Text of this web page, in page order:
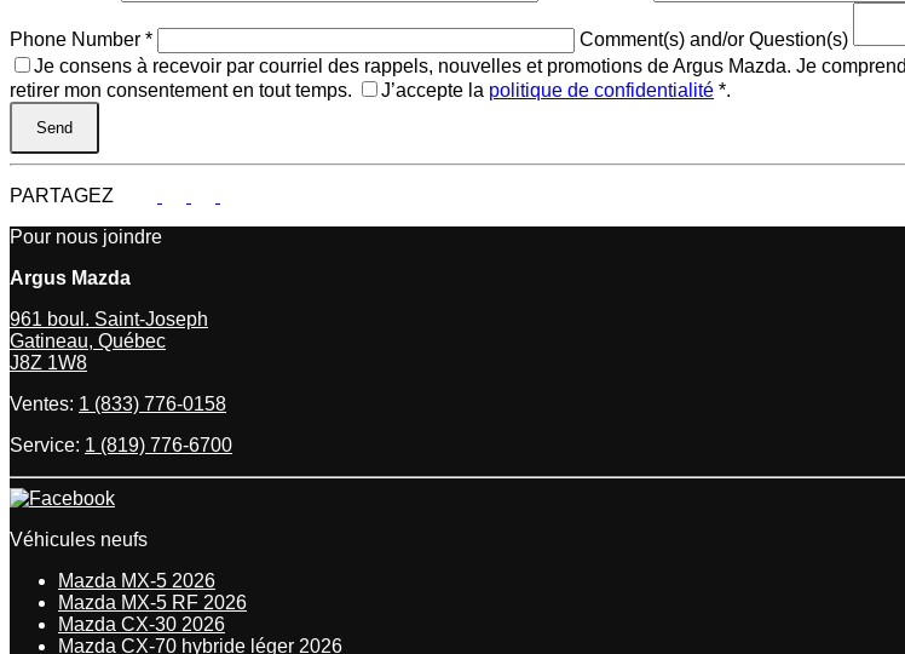
Phone Number * Comment(s) and/or Question(s)
Je consens à recevoir par courriel des rappels, nouvelles et promotions de Argus Mazda. Je
retirer mon consentement en tout temps.
J’accepte la politique de confidentialité *.
PARTAGEZ
Pour nous joindre
Argus Mazda
961 boul. Saint-Joseph
Gatineau, Québec
J8Z 1W8
Ventes: 1 (833) 776-0158
Service: 1 (819) 776-6700
Véhicules neufs
Mazda MX-5 2026
Mazda MX-5 RF 2026
Mazda CX-30 2026
Mazda CX-70 hybride léger 2026